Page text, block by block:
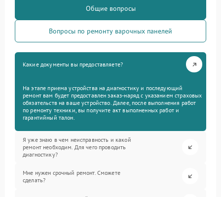
Общие вопросы
Вопросы по ремонту варочных панелей
Какие документы вы предоставляете?
На этапе приема устройства на диагностику и последующий
ремонт вам будет предоставлен заказ-наряд с указанием страховых
обязательств на ваше устройство. Далее, после выполнения работ
по ремонту техники, вы получите акт выполненных работ и
гарантийный талон.
Я уже знаю в чем неисправность и какой
ремонт необходим. Для чего проводить
диагностику?
Мне нужен срочный ремонт. Сможете
сделать?